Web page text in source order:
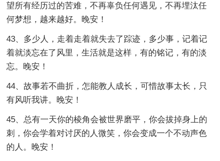
望所有经历过的苦难，不再辜负任何遇见，不再埋汰任
何梦想，越来越好。晚安！
43、多少人，走着走着就失去了踪迹，多少事，记着记
着就淡忘在了风里，生活就是这样，有的铭记，有的淡
忘。晚安！
44、故事若不曲折，怎能教人成长，可惜故事太长，只
有风听我讲。晚安！
45、总有一天你的棱角会被世界磨平，你会拔掉身上的
刺，你会学着对讨厌的人微笑，你会变成一个不动声色
的人。晚安！